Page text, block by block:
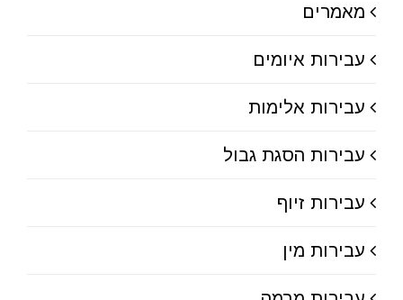
מאמרים
עבירות איומים
עבירות אלימות
עבירות הסגת גבול
עבירות זיוף
עבירות מין